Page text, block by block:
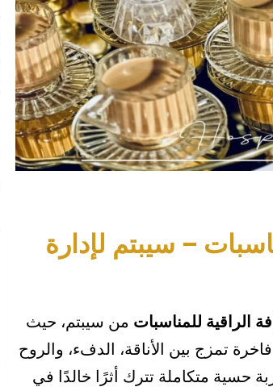
– سيبتم لإدارة
الراقية للمناسبات من سيبتم، حيث
تمزج بين الأناقة، الدفء، والروح
حسية متكاملة تترك أثرًا خالدًا في